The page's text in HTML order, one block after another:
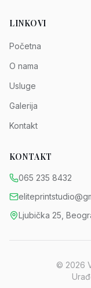
LINKOVI
Početna
O nama
Usluge
Galerija
Kontakt
KONTAKT
065 235 8432
Ljubička 25,
© 2026